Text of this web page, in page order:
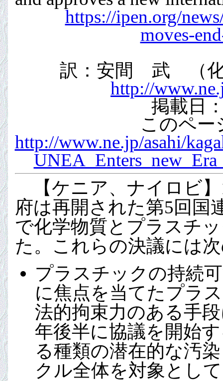
https://ipen.org/
moves-
訳：安間 武 （化
http://
掲載日
このペー
http://www.ne.jp/asahi/
【ケニア、ナイロビ】
府は再開された第5回国
で化学物質とプラスチ
た。これらの決議には
プラスチックの持続
に焦点を当てたプラ
法的拘束力のある手
年後半に協議を開始
る種類の潜在的な汚
クル全体を対象とし